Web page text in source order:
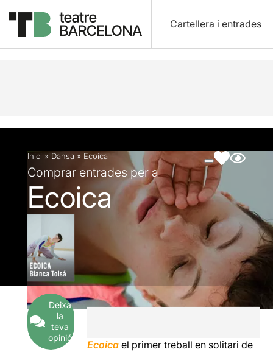
Cartellera i entrades
Descripció Fitxa artística Fotos i vídeos
Inici » Dansa » Ecoica
Comprar entrades per a
Ecoica
Deixa
la
teva
opinió
Ecoicael primer treball en solitari de